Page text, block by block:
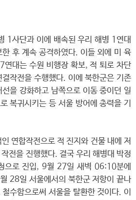
1사단과 이에 배속된 우리 해병 1연대
후 계속 공격하였다. 이들 외에 미 육
연대는 수원 비행장 확보, 적 퇴로 차단
작전을 수행했다. 이에 북한군은 기존
을 강화하고 남쪽으로 이동 중이던 일
복귀시키는 등 서울 방어에 총력을 기
연합작전으로 적 진지와 건물 내에 저
전을 진행했다. 결국 우리 해병대 박정
으로 진입, 9월 27일 새벽 06:10분에
28일 서울에서의 북한군 저항이 끝나
수함으로써 서울을 탈환한 것이다. 이